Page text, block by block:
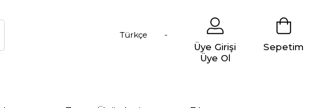
Türkçe
Sepetim
Üye Girişi
Üye Ol